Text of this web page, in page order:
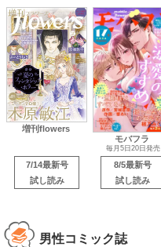
増刊flowers
7/14最新号
試し読み
モバフラ
毎月5日20日発売
8/5最新号
試し読み
男性コミック誌